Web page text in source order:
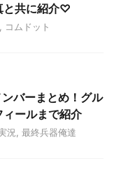
と共に紹介♡
, コムドット
バーまとめ！グル
ールまで紹介
況, 最終兵器俺達